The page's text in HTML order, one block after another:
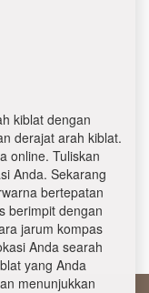
kiblat dengan
derajat arah kiblat.
online. Tuliskan
Anda. Sekarang
bertepatan
berimpit dengan
jarum kompas
Anda searah
yang Anda
menunjukkan